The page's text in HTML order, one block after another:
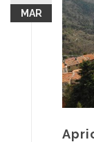
MAR